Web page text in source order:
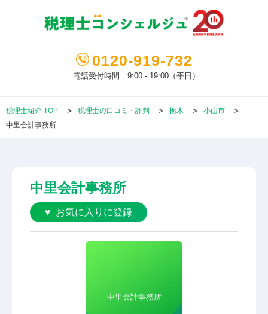
0120-919-732
電話受付時間 9:00 - 19:00（平日）
税理士紹介 TOP 税理士の口コミ・評判 栃木
小山市
中里会計事務所
中里会計事務所
お気に入りに登録
中里会計事務所